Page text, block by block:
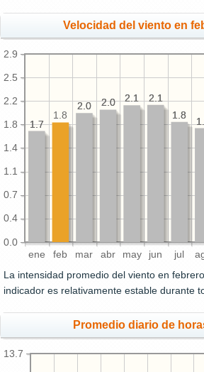
Velocidad del viento en
ene feb mar abr may jun jul
0.0
0.4
0.7
1.1
1.4
1.8
2.2
2.5
2.9
1.8
2.1
2.1
2.0
2.0
1.7
1.8
2.1
2.1
2.0
2.0
1.8
1.7
La intensidad promedio del viento en
indicador es relativamente estable durante
Promedio diario de
13.7